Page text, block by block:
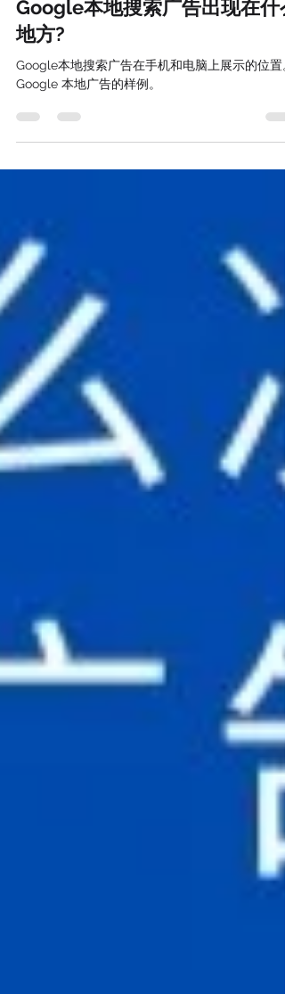
2021年12月14日
讀畢需時 1 分鐘
Google本地搜索广告出现在什
地方?
Google 本地广告的样例。